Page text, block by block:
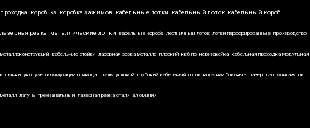
проходка короб кз коробка зажимов кабельные лотки кабельный лоток кабельный короб
лазерная резка металлические лотки кабельные короба лестничный лоток лотки перфорированные производство
металлоконструкций кабельные стойки лазерная резка металла плоский ккб по нержавейка кабельная проходка модульная
косынки укп узел коммутации привода сталь угловой глубокий кабельный лоток косынки боковые лазер лэп монтаж пк
металл латунь трехканальный лазерная резка стали алюминий